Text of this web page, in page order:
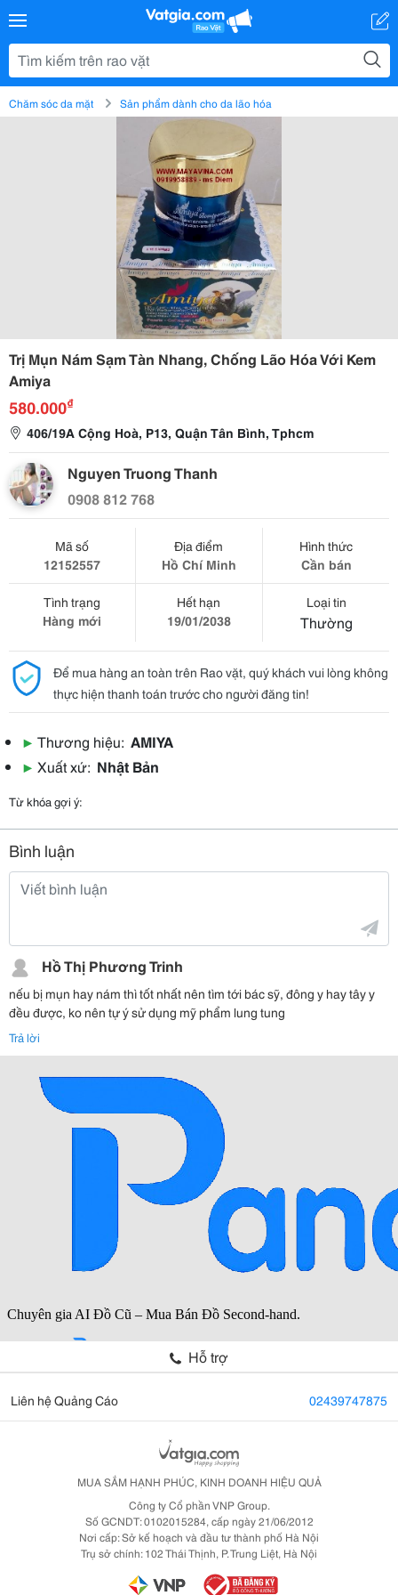
Chăm sóc da mặt Sản phẩm dành cho da lão hóa
Trị Mụn Nám Sạm Tàn Nhang, Chống Lão Hóa Với Kem
Amiya
580.000₫
406/19A Cộng Hoà, P13, Quận Tân Bình, Tphcm
Nguyen Truong Thanh
0908 812 768
Mã số
12152557
Địa điểm
Hồ Chí Minh
Hình thức
Cần bán
Tình trạng
Hàng mới
Hết hạn
19/01/2038
Loại tin
Thường
Để mua hàng an toàn trên Rao vặt, quý khách vui lòng không
thực hiện thanh toán trước cho người đăng tin!
▶ Thương hiệu: AMIYA
▶ Xuất xứ: Nhật Bản
Từ khóa gợi ý:
Bình luận
Hồ Thị Phương Trinh
nếu bị mụn hay nám thì tốt nhất nên tìm tới bác sỹ, đông y hay tây y
đều được, ko nên tự ý sử dụng mỹ phẩm lung tung
Trả lời
Hỗ trợ
Liên hệ Quảng Cáo 02439747875
MUA SẮM HẠNH PHÚC, KINH DOANH HIỆU QUẢ
Công ty Cổ phần VNP Group.
Số GCNDT: 0102015284, cấp ngày 21/06/2012
Nơi cấp: Sở kế hoạch và đầu tư thành phố Hà Nội
Trụ sở chính: 102 Thái Thịnh, P. Trung Liệt, Hà Nội